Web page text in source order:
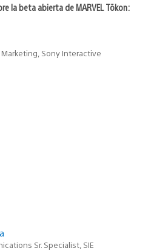
la beta abierta de MARVEL Tōkon:
Sony Interactive
Sr. Specialist, SIE